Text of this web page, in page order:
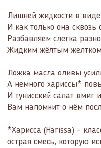
Лишней жидкости в
И как только она сквозь
Разбавляем слегка
Жидким жёлтым желтком
Ложка масла оливы
А немного хариссы*
И тунисский салат вмиг
Вам напомнит о нём
*Харисса (Harissa) –
острая смесь, которую